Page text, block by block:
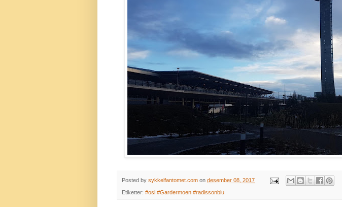
Posted by sykkelfantomet.com on desember 08, 2017
Etiketter: #osl #Gardermoen #radissonblu